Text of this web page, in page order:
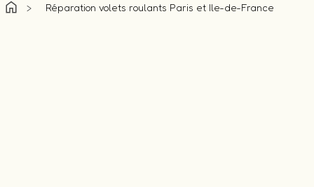
> Réparation volets roulants Paris et Ile-de-France